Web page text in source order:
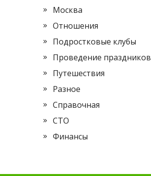
Москва
Отношения
Подростковые клубы
Проведение праздников
Путешествия
Разное
Справочная
СТО
Финансы